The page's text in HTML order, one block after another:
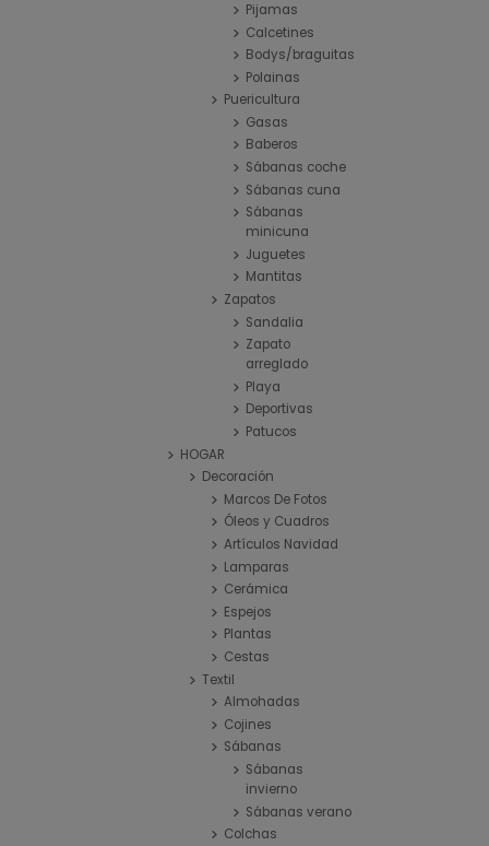
Pijamas
Calcetines
Bodys/braguitas
Polainas
Puericultura
Gasas
Baberos
Sábanas coche
Sábanas cuna
Sábanas
minicuna
Juguetes
Mantitas
Zapatos
Sandalia
Zapato
arreglado
Playa
Deportivas
Patucos
HOGAR
Decoración
Marcos De Fotos
Óleos y Cuadros
Artículos Navidad
Lamparas
Cerámica
Espejos
Plantas
Cestas
Textil
Almohadas
Cojines
Sábanas
Sábanas
invierno
Sábanas verano
Colchas